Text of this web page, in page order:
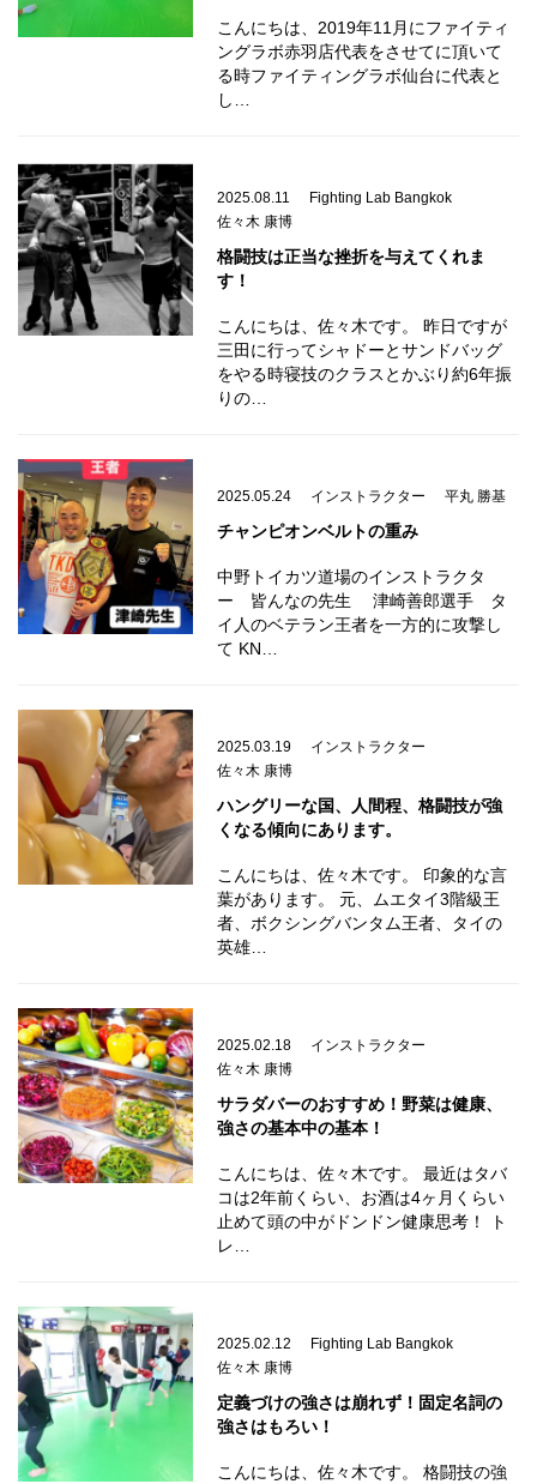
こんにちは、2019年11月にファイティ
ングラボ赤羽店代表をさせてに頂いて
る時ファイティングラボ仙台に代表と
し…
2025.08.11
Fighting Lab Bangkok
佐々木 康博
格闘技は正当な挫折を与えてくれま
す！
こんにちは、佐々木です。 昨日ですが
三田に行ってシャドーとサンドバッグ
をやる時寝技のクラスとかぶり約6年振
りの…
2025.05.24 インストラクター 平丸 勝基
チャンピオンベルトの重み
中野トイカツ道場のインストラクタ
ー 皆んなの先生 津崎善郎選手 タ
イ人のベテラン王者を一方的に攻撃し
て KN…
2025.03.19
インストラクター
佐々木 康博
ハングリーな国、人間程、格闘技が強
くなる傾向にあります。
こんにちは、佐々木です。 印象的な言
葉があります。 元、ムエタイ3階級王
者、ボクシングバンタム王者、タイの
英雄…
2025.02.18
インストラクター
佐々木 康博
サラダバーのおすすめ！野菜は健康、
強さの基本中の基本！
こんにちは、佐々木です。 最近はタバ
コは2年前くらい、お酒は4ヶ月くらい
止めて頭の中がドンドン健康思考！ ト
レ…
2025.02.12
Fighting Lab Bangkok
佐々木 康博
定義づけの強さは崩れず！固定名詞の
強さはもろい！
こんにちは、佐々木です。 格闘技の強